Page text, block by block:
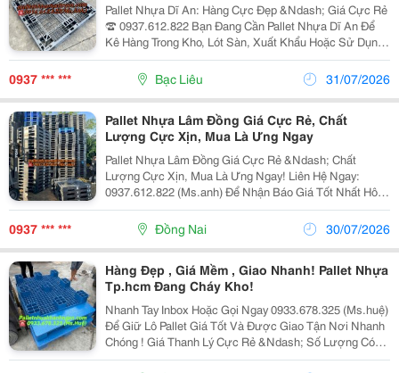
Pallet Nhựa Dĩ An: Hàng Cực Đẹp &Ndash; Giá Cực Rẻ
☎️ 0937.612.822 Bạn Đang Cần Pallet Nhựa Dĩ An Để
Kê Hàng Trong Kho, Lót Sàn, Xuất Khẩu Hoặc Sử Dụng
Cho Xe Nâng? Chúng Tôi Chuyên Cung Cấp Pallet Nhựa
Mới &Amp; Pallet Nhựa Cũ Với Chất Lượng...
0937 *** *** Bạc Liêu 31/07/2026
Pallet Nhựa Lâm Đồng Giá Cực Rẻ, Chất
Lượng Cực Xịn, Mua Là Ưng Ngay
Pallet Nhựa Lâm Đồng Giá Cực Rẻ &Ndash; Chất
Lượng Cực Xịn, Mua Là Ưng Ngay! Liên Hệ Ngay:
0937.612.822 (Ms.anh) Để Nhận Báo Giá Tốt Nhất Hôm
Nay! Bạn Đang Cần Pallet Nhựa Tại Lâm Đồng Để Kê
Hàng, Lưu Kho Hay Xuất Khẩu? Đừng Để Ví Tiền
"Khóc...
0937 *** *** Đồng Nai 30/07/2026
Hàng Đẹp , Giá Mềm , Giao Nhanh! Pallet Nhựa
Tp.hcm Đang Cháy Kho!
Nhanh Tay Inbox Hoặc Gọi Ngay 0933.678.325 (Ms.huệ)
Để Giữ Lô Pallet Giá Tốt Và Được Giao Tận Nơi Nhanh
Chóng ! Giá Thanh Lý Cực Rẻ &Ndash; Số Lượng Có
Hạn &Ndash; Bán Nhanh Để Thu Hồi Kho! Bạn Đang